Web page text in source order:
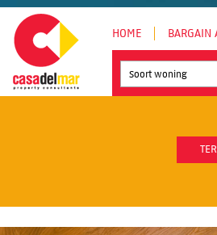
HOME BARGAIN
Soort woning